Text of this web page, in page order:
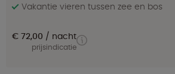
Vakantie vieren tussen zee en bos
€ 72,00 nacht
prijsindicatie